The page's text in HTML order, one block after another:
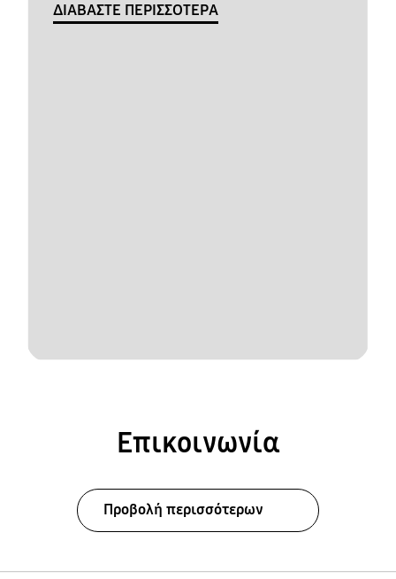
ΔΙΑΒΑΣΤΕ ΠΕΡΙΣΣΟΤΕΡΑ
Επικοινωνία
Προβολή περισσότερων